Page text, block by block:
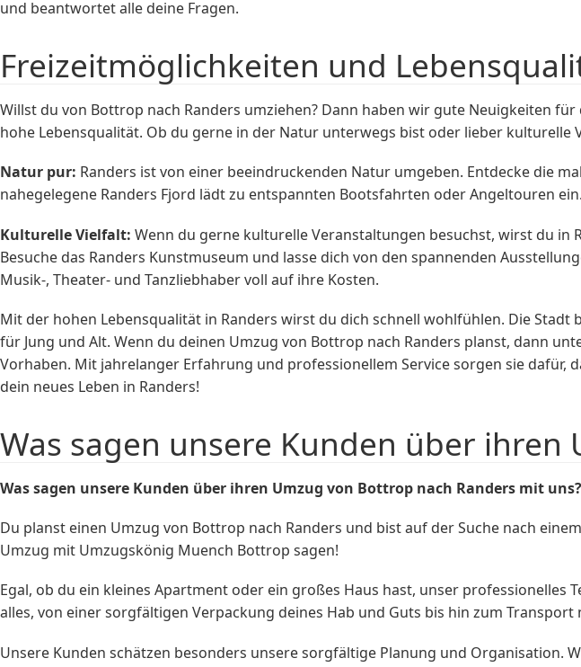
und beantwortet alle deine Fragen.
Freizeitmöglichkeiten und
Willst du von Bottrop nach Randers umziehen? Dann haben wir gute Neuigkeiten
hohe Lebensqualität. Ob du gerne in der Natur unterwegs bist oder lieber kulturelle
Natur pur: Randers ist von einer beeindruckenden Natur umgeben. Entdecke die
nahegelegene Randers Fjord lädt zu entspannten Bootsfahrten oder Angeltouren
Kulturelle Vielfalt: Wenn du gerne kulturelle Veranstaltungen besuchst, wirst du
Besuche das Randers Kunstmuseum und lasse dich von den spannenden
Musik-, Theater- und Tanzliebhaber voll auf ihre Kosten.
Mit der hohen Lebensqualität in Randers wirst du dich schnell wohlfühlen. Die
für Jung und Alt. Wenn du deinen Umzug von Bottrop nach Randers planst, dann
Vorhaben. Mit jahrelanger Erfahrung und professionellem Service sorgen sie
dein neues Leben in Randers!
Was sagen unsere Kunden über ihren
Was sagen unsere Kunden über ihren Umzug von Bottrop nach Randers mit uns?
Du planst einen Umzug von Bottrop nach Randers und bist auf der Suche nach
Umzug mit Umzugskönig Muench Bottrop sagen!
Egal, ob du ein kleines Apartment oder ein großes Haus hast, unser
alles, von einer sorgfältigen Verpackung deines Hab und Guts bis hin zum Transport
Unsere Kunden schätzen besonders unsere sorgfältige Planung und Organisation.